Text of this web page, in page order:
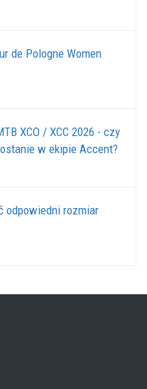
de Pologne Women
XCO / XCC 2026 - czy
w ekipie Accent?
odpowiedni rozmiar